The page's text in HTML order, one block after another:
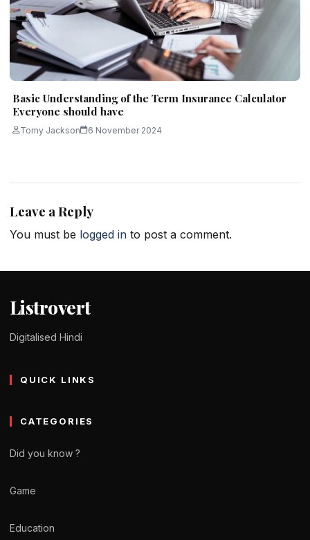
Basic Understanding of the Term Insurance Calculator
Everyone should have
Tomy Jackson 6 November 2024
Leave a Reply
You must be logged in to post a comment.
Listrovert
Digitalised Hindi
QUICK LINKS
CATEGORIES
Did you know ?
Game
Education